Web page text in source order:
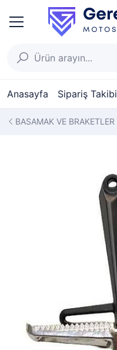
Anasayfa Sipariş Takibi
BASAMAK VE BRAKETLER